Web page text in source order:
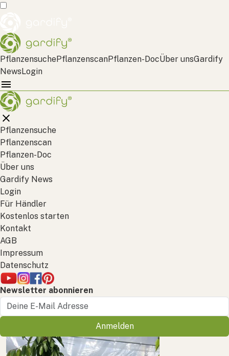
PflanzensuchePflanzenscanPflanzen-DocÜber unsGardify
NewsLogin
Pflanzensuche
Pflanzenscan
Pflanzen-Doc
Über uns
Gardify News
Login
Für Händler
Kostenlos starten
Kontakt
AGB
Impressum
Datenschutz
Newsletter abonnieren
Anmelden